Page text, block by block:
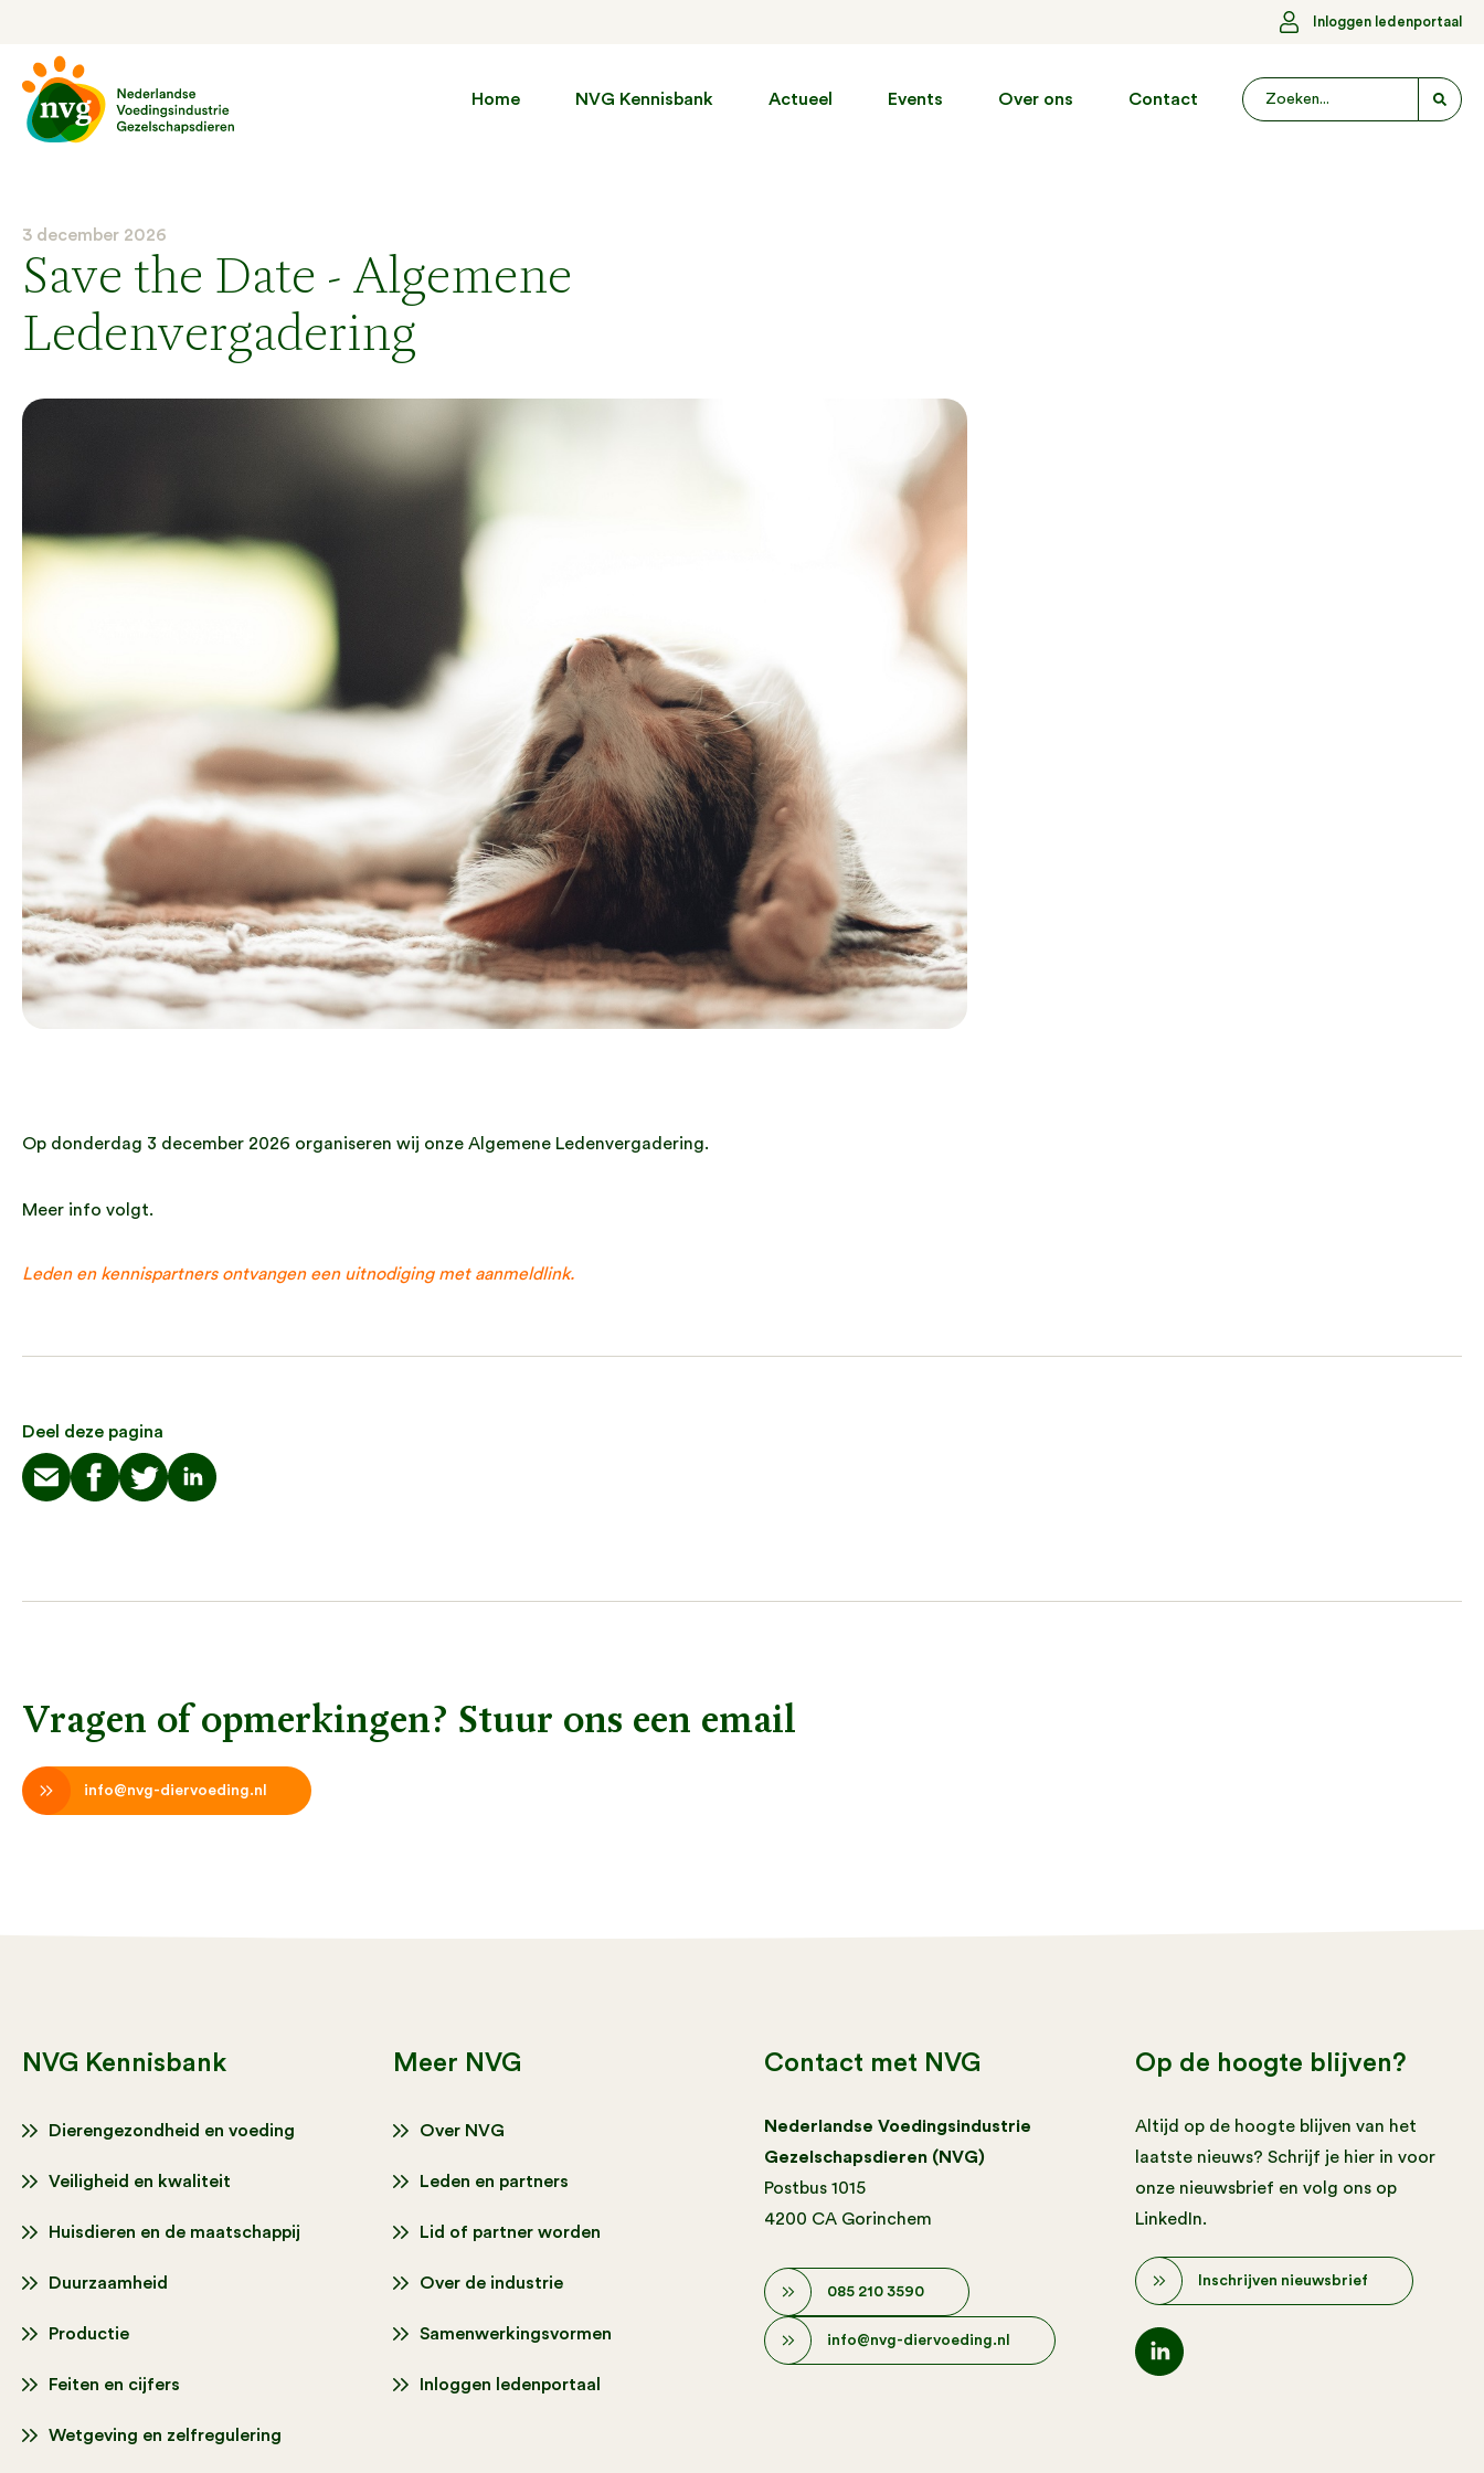
Inloggen ledenportaal
Home NVG Kennisbank Actueel Events Over ons Contact
3 december 2026
Save the Date - Algemene
Ledenvergadering
Op donderdag 3 december 2026 organiseren wij onze Algemene Ledenvergadering.
Meer info volgt.
Leden en kennispartners ontvangen een uitnodiging met aanmeldlink.
Deel deze pagina
Vragen of opmerkingen? Stuur ons een email
info@nvg-diervoeding.nl
NVG Kennisbank
Dierengezondheid en voeding
Veiligheid en kwaliteit
Huisdieren en de maatschappij
Duurzaamheid
Productie
Feiten en cijfers
Wetgeving en zelfregulering
Meer NVG
Over NVG
Leden en partners
Lid of partner worden
Over de industrie
Samenwerkingsvormen
Inloggen ledenportaal
Contact met NVG
Nederlandse Voedingsindustrie
Gezelschapsdieren (NVG)
Postbus 1015
4200 CA Gorinchem
085 210 3590
info@nvg-diervoeding.nl
Op de hoogte blijven?
Altijd op de hoogte blijven van het
laatste nieuws? Schrijf je hier in voor
onze nieuwsbrief en volg ons op
LinkedIn.
Inschrijven nieuwsbrief